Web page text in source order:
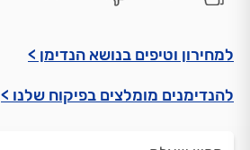
למחירון וטיפים בנושא הנדימן >
להנדימנים מומלצים בפיקוח שלנו >